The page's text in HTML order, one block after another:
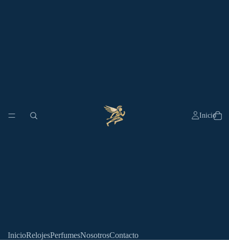
Inicio
InicioRelojesPerfumesNosotrosContacto